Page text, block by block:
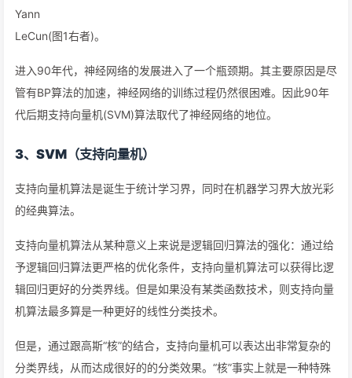
Yann
LeCun(图1右者)。
进入90年代，神经网络的发展进入了一个瓶颈期。其主要原因是尽
管有BP算法的加速，神经网络的训练过程仍然很困难。因此90年
代后期支持向量机(SVM)算法取代了神经网络的地位。
3、SVM（支持向量机）
支持向量机算法是诞生于统计学习界，同时在机器学习界大放光彩
的经典算法。
支持向量机算法从某种意义上来说是逻辑回归算法的强化：通过给
予逻辑回归算法更严格的优化条件，支持向量机算法可以获得比逻
辑回归更好的分类界线。但是如果没有某类函数技术，则支持向量
机算法最多算是一种更好的线性分类技术。
但是，通过跟高斯“核”的结合，支持向量机可以表达出非常复杂的
分类界线，从而达成很好的的分类效果。“核”事实上就是一种特殊